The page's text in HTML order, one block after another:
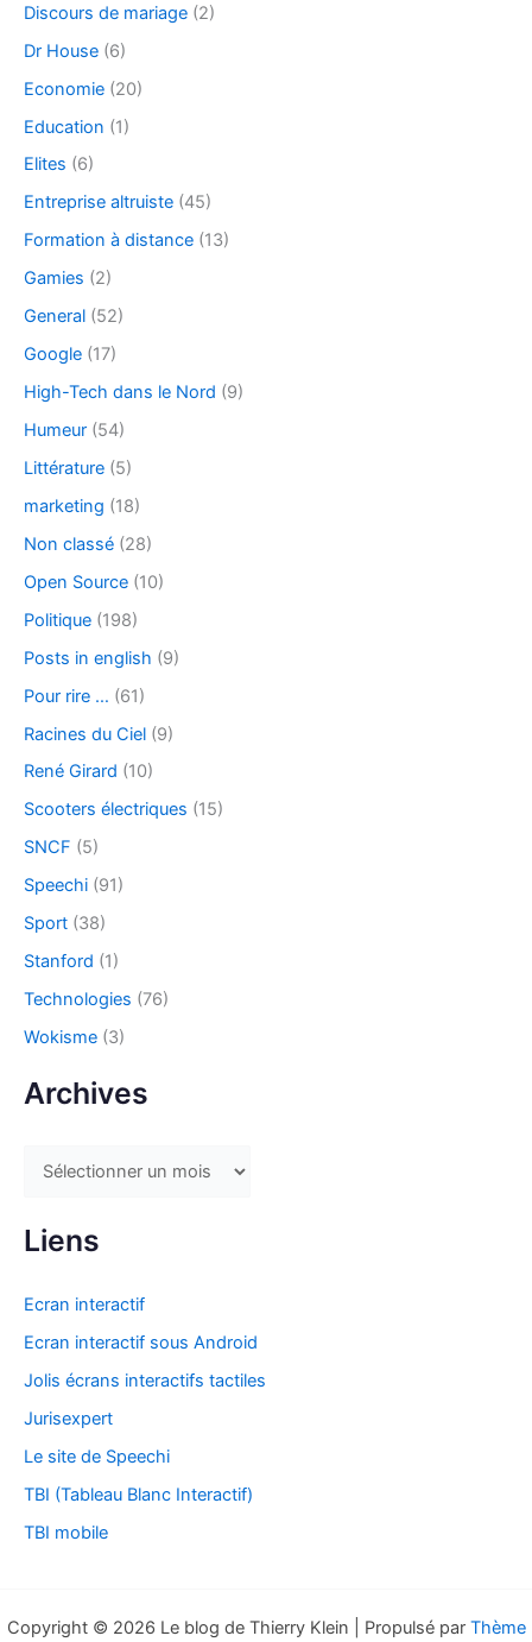
Discours de mariage (2)
Dr House (6)
Economie (20)
Education (1)
Elites (6)
Entreprise altruiste (45)
Formation à distance (13)
Gamies (2)
General (52)
Google (17)
High-Tech dans le Nord (9)
Humeur (54)
Littérature (5)
marketing (18)
Non classé (28)
Open Source (10)
Politique (198)
Posts in english (9)
Pour rire … (61)
Racines du Ciel (9)
René Girard (10)
Scooters électriques (15)
SNCF (5)
Speechi (91)
Sport (38)
Stanford (1)
Technologies (76)
Wokisme (3)
Archives
c
i
v
Liens
Ecran interactif
Ecran interactif sous Android
Jolis écrans interactifs tactiles
Jurisexpert
Le site de Speechi
TBI (Tableau Blanc Interactif)
TBI mobile
Copyright © 2026 Le blog de Thierry Klein | Propulsé par Thème